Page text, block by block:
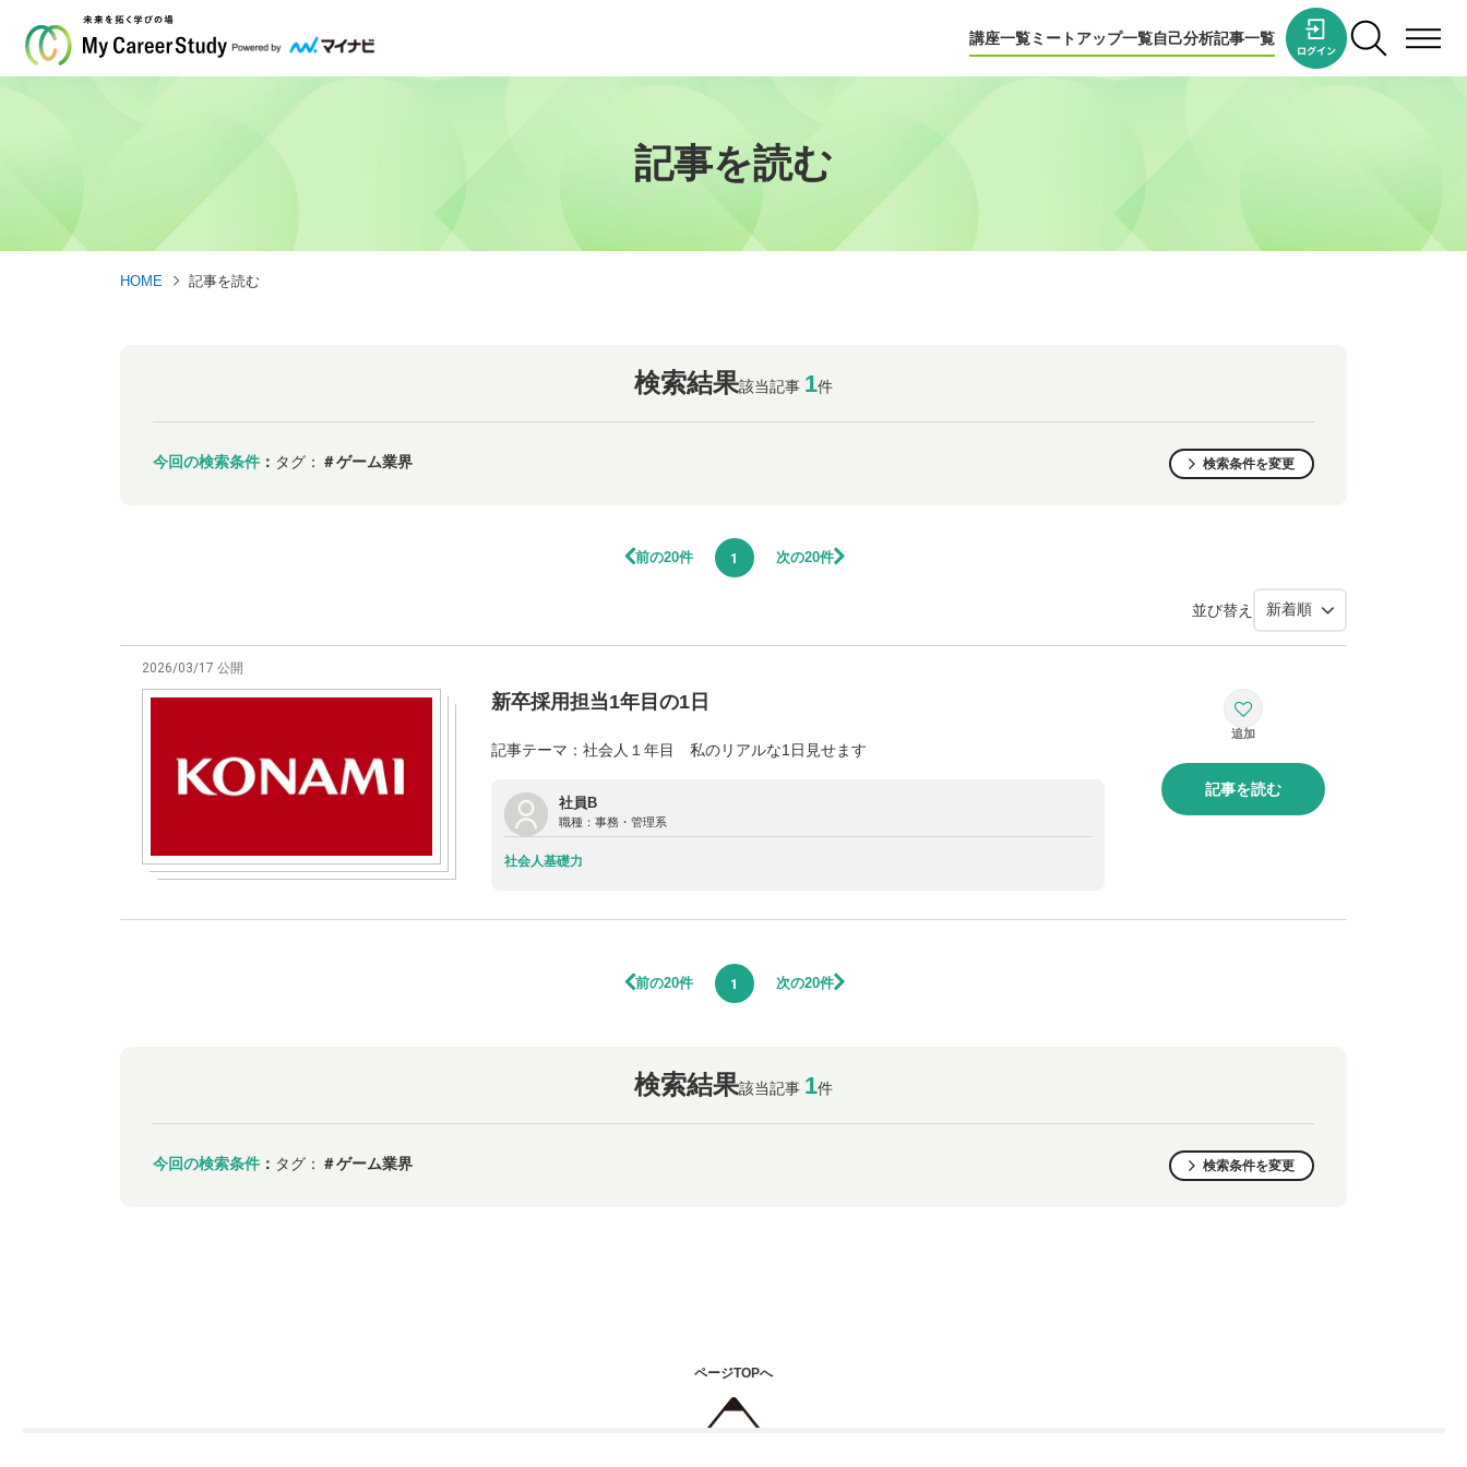
講座一覧ミートアップ一覧自己分析記事一覧
記事を読む
HOME 記事を読む
検索結果該当記事 1件
今回の検索条件 ： タグ： ＃ゲーム業界 検索条件を変更
前の20件 1 次の20件
並び替え
2026/03/17 公開
新卒採用担当1年目の1日
記事テーマ：社会人１年目 私のリアルな1日見せます
社員B
職種： 事務・管理系
社会人基礎力
記事を読む
前の20件 1 次の20件
検索結果該当記事 1件
今回の検索条件 ： タグ： ＃ゲーム業界 検索条件を変更
ページTOPへ